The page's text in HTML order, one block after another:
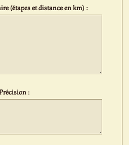
(étapes et distance en km) :
: